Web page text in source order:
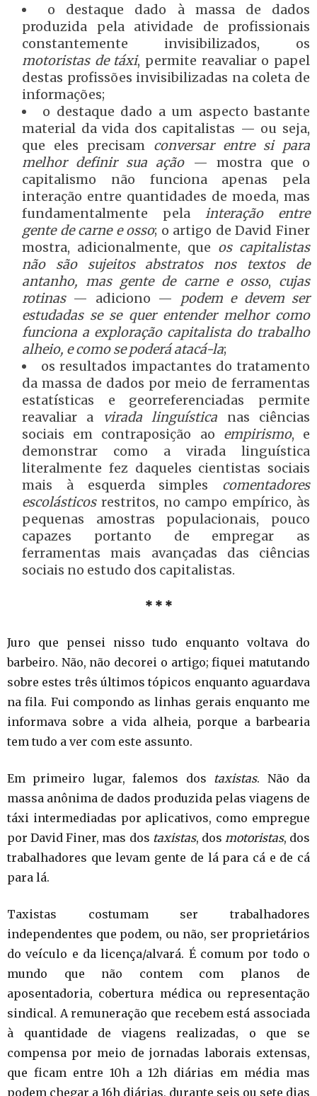
o destaque dado à massa de dados
produzida pela atividade de profissionais
constantemente invisibilizados, os
motoristas de táxi, permite reavaliar o papel
destas profissões invisibilizadas na coleta de
informações;
o destaque dado a um aspecto bastante
material da vida dos capitalistas — ou seja,
que eles precisam conversar entre si para
melhor definir sua ação— mostra que o
capitalismo não funciona apenas pela
interação entre quantidades de moeda, mas
fundamentalmente pela interação entre
gente de carne e osso; o artigo de David Finer
mostra, adicionalmente, que os capitalistas
não são sujeitos abstratos nos textos de
antanho, mas gente de carne e osso, cujas
rotinas— adiciono — podem e devem ser
estudadas se se quer entender melhor como
funciona a exploração capitalista do trabalho
alheio, e como se poderá atacá-la;
os resultados impactantes do tratamento
da massa de dados por meio de ferramentas
estatísticas e georreferenciadas permite
reavaliar a virada linguística nas ciências
sociais em contraposição ao empirismo, e
demonstrar como a virada linguística
literalmente fez daqueles cientistas sociais
mais à esquerda simples comentadores
escolásticosrestritos, no campo empírico, às
pequenas amostras populacionais, pouco
capazes portanto de empregar as
ferramentas mais avançadas das ciências
sociais no estudo dos capitalistas.
* * *
Juro que pensei nisso tudo enquanto voltava do
barbeiro. Não, não decorei o artigo; fiquei matutando
sobre estes três últimos tópicos enquanto aguardava
na fila. Fui compondo as linhas gerais enquanto me
informava sobre a vida alheia, porque a barbearia
tem tudo a ver com este assunto.
Em primeiro lugar, falemos dos taxistas. Não da
massa anônima de dados produzida pelas viagens de
táxi intermediadas por aplicativos, como empregue
por David Finer, mas dos taxistas, dos motoristas, dos
trabalhadores que levam gente de lá para cá e de cá
para lá.
Taxistas costumam ser trabalhadores
independentes que podem, ou não, ser proprietários
do veículo e da licença/alvará. É comum por todo o
mundo que não contem com planos de
aposentadoria, cobertura médica ou representação
sindical. A remuneração que recebem está associada
à quantidade de viagens realizadas, o que se
compensa por meio de jornadas laborais extensas,
que ficam entre 10h a 12h diárias em média mas
podem chegar a 16h diárias, durante seis ou sete dias